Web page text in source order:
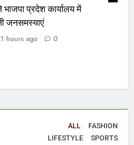
भाजपा प्रदेश कार्यालय में
जनसमस्याएं
hours ago
0
ALL
FASHION
LIFESTYLE
SPORTS